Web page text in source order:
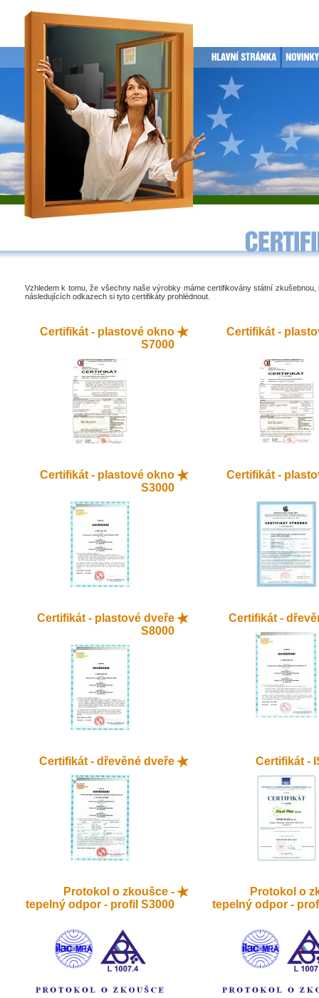
Vzhledem k tomu, že všechny naše výrobky máme certifikovány státní zkušebnou,
následujících odkazech si tyto certifikáty prohlédnout.
Certifikát - plastové okno
S7000
Certifikát -
Certifikát - plastové okno
S3000
Certifikát -
Certifikát - plastové dveře
S8000
Certifikát -
Certifikát - dřevěné dveře Certifikát -
Protokol o zkoušce -
tepelný odpor - profil S3000
Protokol o
tepelný odpor -